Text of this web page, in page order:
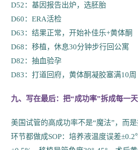
D52：基因报告出炉，选胚胎
D60：ERA活检
D63：结果正常，开始补佳乐+黄体酮
D68：移植，休息30分钟步行回公寓
D82：抽血验孕
D83：打道回府，黄体酮凝胶塞满10周
九、写在最后：把“成功率”拆成每一
美国试管的高成功率不是“魔法”，而
环节都做成SOP：培养液温度误差